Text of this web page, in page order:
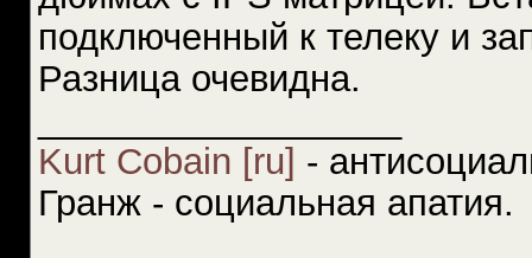
подключенный к телеку и
Разница очевидна.
Kurt Cobain [ru] -
Гранж - социальная апатия.